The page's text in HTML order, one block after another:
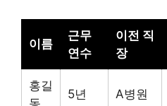
이름
근무
연수
이전 직
장
홍길
5년 A병원